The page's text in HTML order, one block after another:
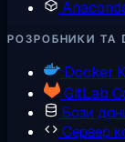
РОЗРОБНИКИ ТА
Docker
GitLab
Бази
Сервер